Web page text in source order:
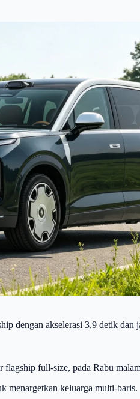
dengan akselerasi 3,9 detik
flagship full-size, pada Rabu
menargetkan keluarga multi-baris.